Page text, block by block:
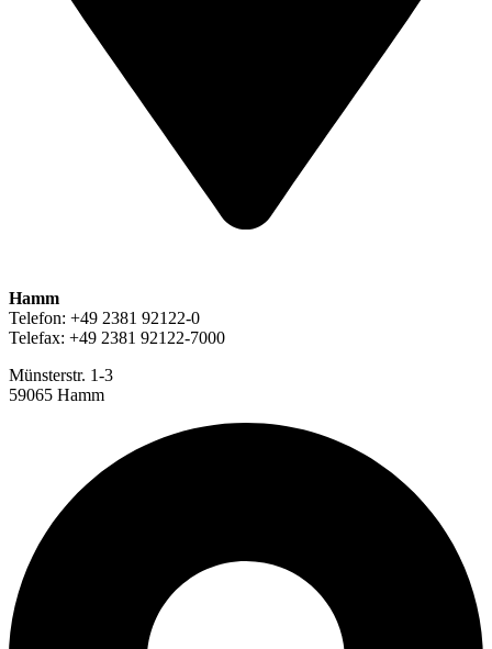
Hamm
Telefon: +49 2381 92122-0
Telefax: +49 2381 92122-7000
Münsterstr. 1-3
59065 Hamm